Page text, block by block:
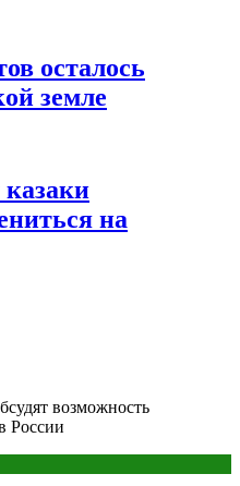
осталось
земле
на
возможность
России